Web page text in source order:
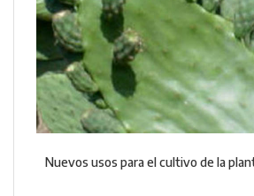
Nuevos usos para el cultivo de la